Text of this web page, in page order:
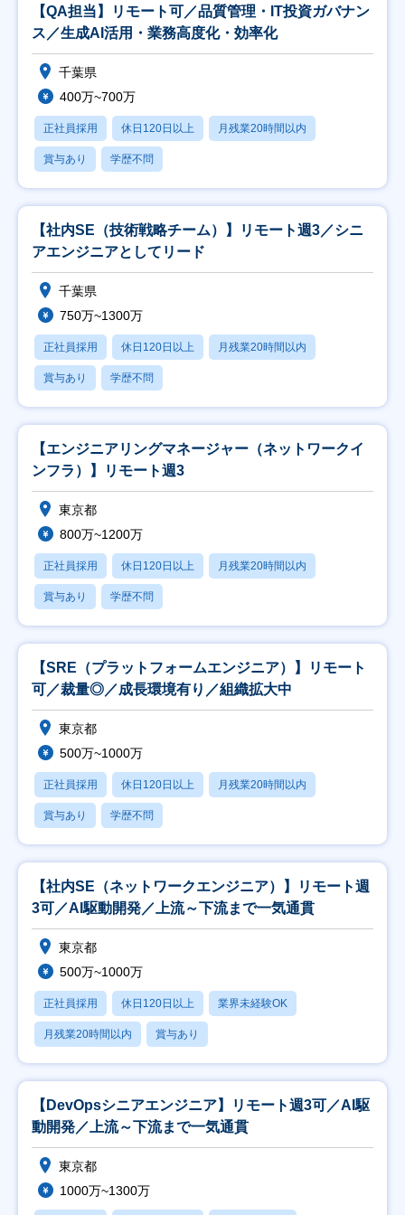
【QA担当】リモート可／品質管理・IT投資ガバナン
ス／生成AI活用・業務高度化・効率化
千葉県
400万~700万
正社員採用 休日120日以上 月残業20時間以内
賞与あり 学歴不問
【社内SE（技術戦略チーム）】リモート週3／シニ
アエンジニアとしてリード
千葉県
750万~1300万
正社員採用 休日120日以上 月残業20時間以内
賞与あり 学歴不問
【エンジニアリングマネージャー（ネットワークイ
ンフラ）】リモート週3
東京都
800万~1200万
正社員採用 休日120日以上 月残業20時間以内
賞与あり 学歴不問
【SRE（プラットフォームエンジニア）】リモート
可／裁量◎／成長環境有り／組織拡大中
東京都
500万~1000万
正社員採用 休日120日以上 月残業20時間以内
賞与あり 学歴不問
【社内SE（ネットワークエンジニア）】リモート週
3可／AI駆動開発／上流～下流まで一気通貫
東京都
500万~1000万
正社員採用 休日120日以上 業界未経験OK
月残業20時間以内 賞与あり
【DevOpsシニアエンジニア】リモート週3可／AI駆
動開発／上流～下流まで一気通貫
東京都
1000万~1300万